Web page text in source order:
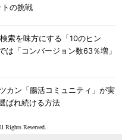
の挑戦
索を味方にする「10のヒン
「コンバージョン数63％増」
カン「腸活コミュニティ」が実
ばれ続ける方法
Reserved.